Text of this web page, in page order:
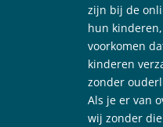
zijn bij de
hun
voorkomen
kinderen
zonder
Als je er van
wij zonder